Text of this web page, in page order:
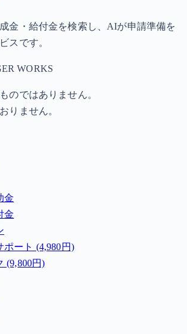
金・給付金を検索し、AIが申請準備を
スです。
WORKS
のではありません。
りません。
金
金
ポート (4,980円)
(9,800円)